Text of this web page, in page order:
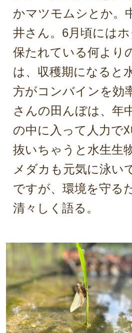
かマツモムシとか。
井さん。6月頃には
保たれている何より
は、収穫期になると
方がコンバインを効
さんの田んぼは、年
の中に入って人力で
抜いちゃうと水生生
メダカも元気に泳い
ですが、環境を守る
清々しく語る。